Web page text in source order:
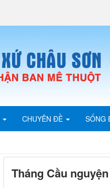
CHUYÊN ĐỀ SỐNG
Tháng Cầu